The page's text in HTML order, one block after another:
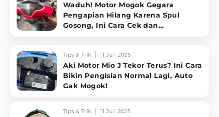
Waduh! Motor Mogok Gegara
Pengapian Hilang Karena Spul
Gosong, Ini Cara Cek dan
Tips & Trik 11 Juli 2025
Aki Motor Mio J Tekor Terus? Ini Cara
Bikin Pengisian Normal Lagi, Auto
Gak Mogok!
Tips & Trik 11 Juli 2025